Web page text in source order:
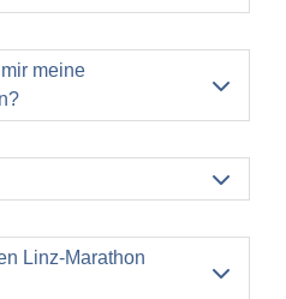
meine


Linz-Marathon
